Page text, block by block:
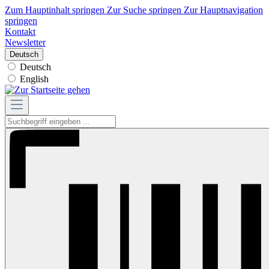
Zum Hauptinhalt springen Zur Suche springen Zur Hauptnavigation
springen
Kontakt
Newsletter
Deutsch
Deutsch
English